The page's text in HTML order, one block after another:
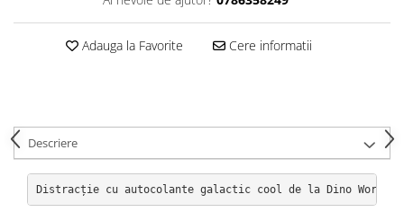
Hartie Colorata
Hartie Foto
Hartie Glasata
Instrumente de scris
Accesorii scriere
Adauga la Favorite Cere informatii
Descriere
Distracție cu autocolante galactic cool de la Dino